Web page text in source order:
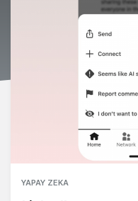
YAPAY ZEKA